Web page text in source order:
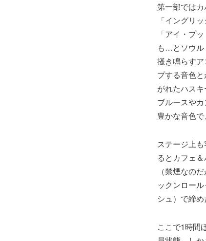
第一部では
「イングリ
「アイ・プ
も…とソウル
掻き鳴らす
プする音色
がれたハス
ブルースや
豊かな音色
ステージ上
るとカフェ
（禁煙なの
ックンロー
シュ）で締
ここで1時間